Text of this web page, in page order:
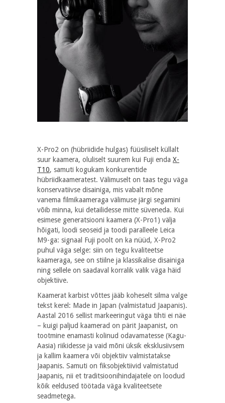
X-Pro2 on (hübriidide hulgas) füüsiliselt küllalt
suur kaamera, oluliselt suurem kui Fuji enda X-
T10, samuti kogukam konkurentide
hübriidkaameratest. Välimuselt on taas tegu väga
konservatiivse disainiga, mis vabalt mõne
vanema filmikaameraga välimuse järgi segamini
võib minna, kui detailidesse mitte süveneda. Kui
esimese generatsiooni kaamera (X-Pro1) välja
hõigati, loodi seoseid ja toodi paralleele Leica
M9-ga: signaal Fuji poolt on ka nüüd, X-Pro2
puhul väga selge: siin on tegu kvaliteetse
kaameraga, see on stiilne ja klassikalise disainiga
ning sellele on saadaval korralik valik väga häid
objektiive.
Kaamerat karbist võttes jääb koheselt silma valge
tekst kerel: Made in Japan (valmistatud Jaapanis).
Aastal 2016 sellist markeeringut väga tihti ei näe
– kuigi paljud kaamerad on pärit Jaapanist, on
tootmine enamasti kolinud odavamatesse (Kagu-
Aasia) riikidesse ja vaid mõni üksik eksklusiivsem
ja kallim kaamera või objektiiv valmistatakse
Jaapanis. Samuti on fiksobjektiivid valmistatud
Jaapanis, nii et traditsioonihindajatele on loodud
kõik eeldused töötada väga kvaliteetsete
seadmetega.